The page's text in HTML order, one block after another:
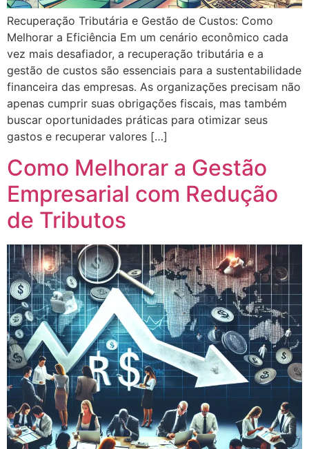
Recuperação Tributária e Gestão de Custos: Como
Melhorar a Eficiência Em um cenário econômico cada
vez mais desafiador, a recuperação tributária e a
gestão de custos são essenciais para a sustentabilidade
financeira das empresas. As organizações precisam não
apenas cumprir suas obrigações fiscais, mas também
buscar oportunidades práticas para otimizar seus
gastos e recuperar valores […]
Como Melhorar a Gestão
Empresarial com Redução
de Tributos